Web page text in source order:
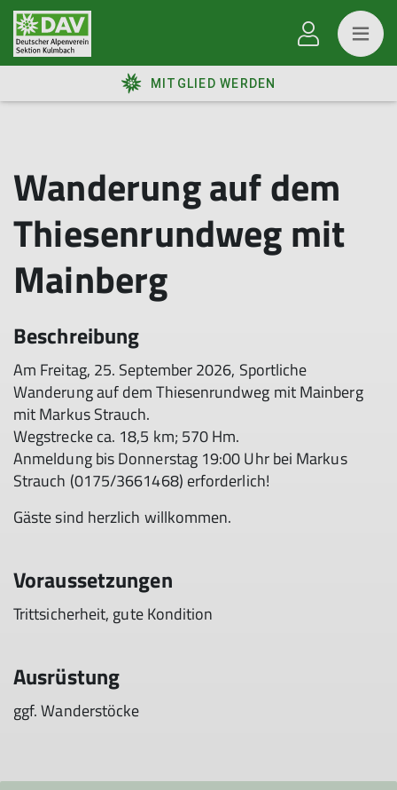
MITGLIED WERDEN
Wanderung auf dem
Thiesenrundweg mit
Mainberg
Beschreibung
Am Freitag, 25. September 2026, Sportliche
Wanderung auf dem Thiesenrundweg mit Mainberg
mit Markus Strauch.
Wegstrecke ca. 18,5 km; 570 Hm.
Anmeldung bis Donnerstag 19:00 Uhr bei Markus
Strauch (0175/3661468) erforderlich!
Gäste sind herzlich willkommen.
Voraussetzungen
Trittsicherheit, gute Kondition
Ausrüstung
ggf. Wanderstöcke